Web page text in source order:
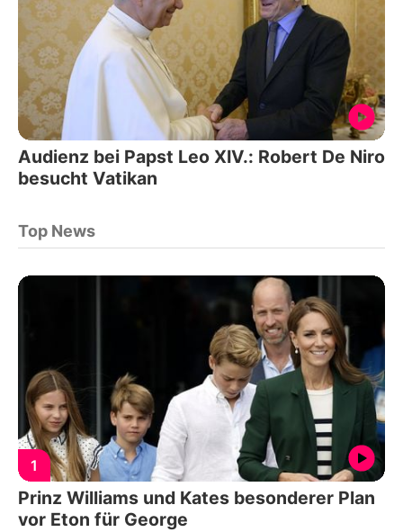
Audienz bei Papst Leo XIV.: Robert De Niro
besucht Vatikan
Top News
1
Prinz Williams und Kates besonderer Plan
vor Eton für George